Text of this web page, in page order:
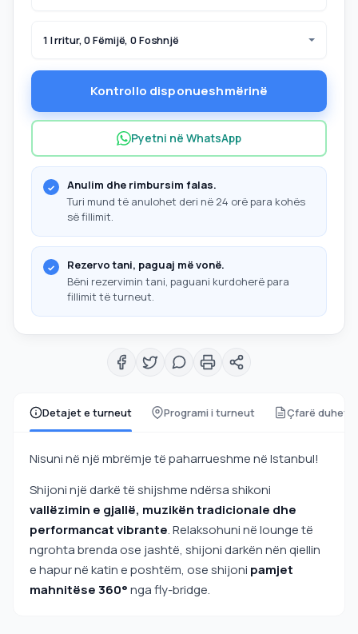
Detajet e turneut Programi i turneut Çfarë duhet
Nisuni në një mbrëmje të paharrueshme në Istanbul!
Shijoni një darkë të shijshme ndërsa shikoni
vallëzimin e gjallë, muzikën tradicionale dhe
performancat vibrante. Relaksohuni në lounge të
ngrohta brenda ose jashtë, shijoni darkën nën qiellin
e hapur në katin e poshtëm, ose shijoni pamjet
mahnitëse 360°nga fly-bridge.
1 I rritur, 0 Fëmijë, 0 Foshnjë
Kontrollo disponueshmërinë
Pyetni në WhatsApp
Anulim dhe rimbursim falas.
Turi mund të anulohet deri në 24 orë para kohës
së fillimit.
Rezervo tani, paguaj më vonë.
Bëni rezervimin tani, paguani kurdoherë para
fillimit të turneut.